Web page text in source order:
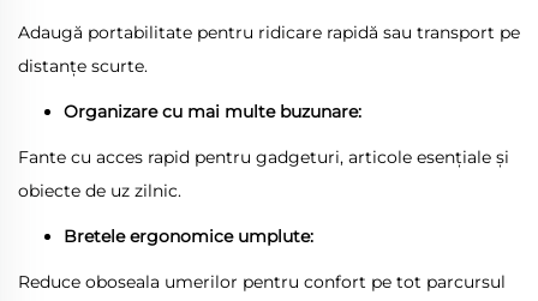
Adaugă portabilitate pentru ridicare rapidă sau transport pe
distanțe scurte.
Organizare cu mai multe buzunare:
Fante cu acces rapid pentru gadgeturi, articole esențiale și
obiecte de uz zilnic.
Bretele ergonomice umplute:
Reduce oboseala umerilor pentru confort pe tot parcursul